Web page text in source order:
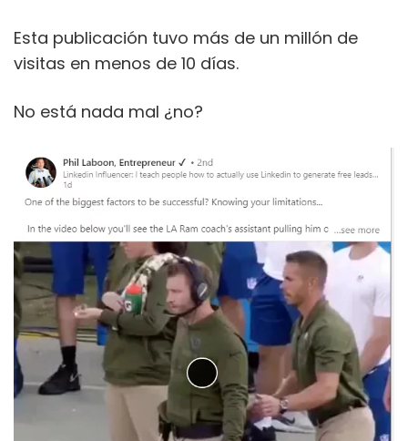
Esta publicación tuvo más de un millón de
visitas en menos de 10 días.
No está nada mal ¿no?